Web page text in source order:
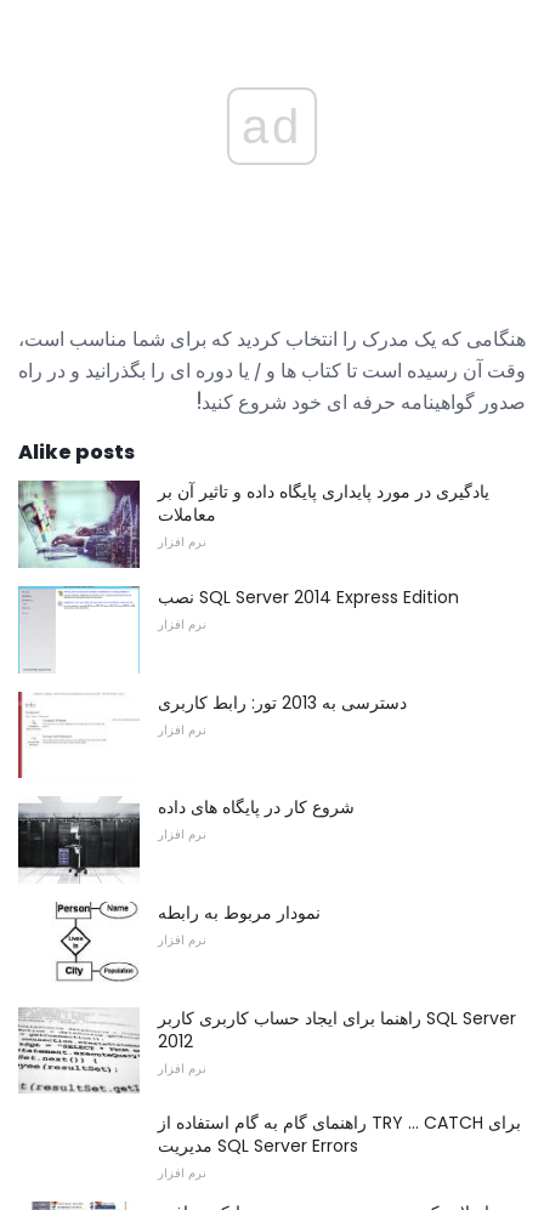
ad
هنگامی که یک مدرک را انتخاب کردید که برای شما مناسب است،
وقت آن رسیده است تا کتاب ها و / یا دوره ای را بگذرانید و در راه
صدور گواهینامه حرفه ای خود شروع کنید!
Alike posts
یادگیری در مورد پایداری پایگاه داده و تاثیر آن بر
معاملات
نرم افزار
نصب SQL Server 2014 Express Edition
نرم افزار
دسترسی به 2013 تور: رابط کاربری
نرم افزار
شروع کار در پایگاه های داده
نرم افزار
نمودار مربوط به رابطه
نرم افزار
راهنما برای ایجاد حساب کاربری کاربر SQL Server
2012
نرم افزار
راهنمای گام به گام استفاده از TRY ... CATCH برای
مدیریت SQL Server Errors
نرم افزار